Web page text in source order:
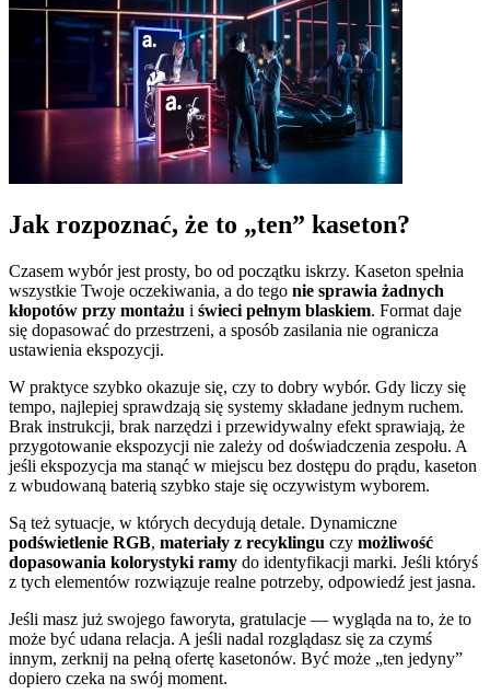
Jak rozpoznać, że to „ten” kaseton?
Czasem wybór jest prosty, bo od początku iskrzy. Kaseton spełnia
wszystkie Twoje oczekiwania, a do tego nie sprawia żadnych
kłopotów przy montażu i świeci pełnym blaskiem. Format daje
się dopasować do przestrzeni, a sposób zasilania nie ogranicza
ustawienia ekspozycji.
W praktyce szybko okazuje się, czy to dobry wybór. Gdy liczy się
tempo, najlepiej sprawdzają się systemy składane jednym ruchem.
Brak instrukcji, brak narzędzi i przewidywalny efekt sprawiają, że
przygotowanie ekspozycji nie zależy od doświadczenia zespołu. A
jeśli ekspozycja ma stanąć w miejscu bez dostępu do prądu, kaseton
z wbudowaną baterią szybko staje się oczywistym wyborem.
Są też sytuacje, w których decydują detale. Dynamiczne
podświetlenie RGB, materiały z recyklingu czy możliwość
dopasowania kolorystyki ramy do identyfikacji marki. Jeśli któryś
z tych elementów rozwiązuje realne potrzeby, odpowiedź jest jasna.
Jeśli masz już swojego faworyta, gratulacje — wygląda na to, że to
może być udana relacja. A jeśli nadal rozglądasz się za czymś
innym, zerknij na pełną ofertę kasetonów. Być może „ten jedyny”
dopiero czeka na swój moment.